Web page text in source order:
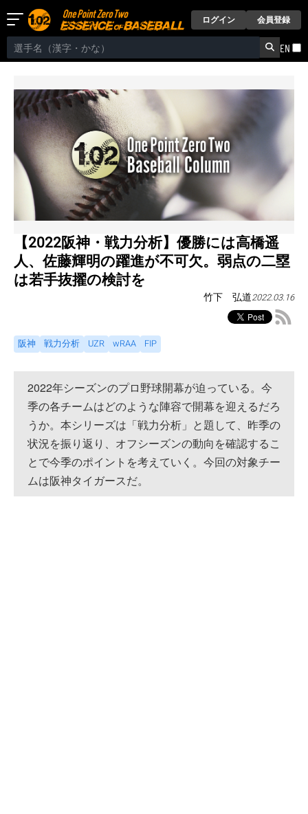
ログイン 会員登録
EN
【2022阪神・戦力分析】優勝には高橋遥
人、佐藤輝明の躍進が不可欠。弱点の二塁
は若手抜擢の検討を
竹下 弘道2022.03.16
阪神 戦力分析 UZR wRAA FIP
2022年シーズンのプロ野球開幕が迫っている。今
季の各チームはどのような陣容で開幕を迎えるだろ
うか。本シリーズは「戦力分析」と題して、昨季の
状況を振り返り、オフシーズンの動向を確認するこ
とで今季のポイントを考えていく。今回の対象チー
ムは阪神タイガースだ。